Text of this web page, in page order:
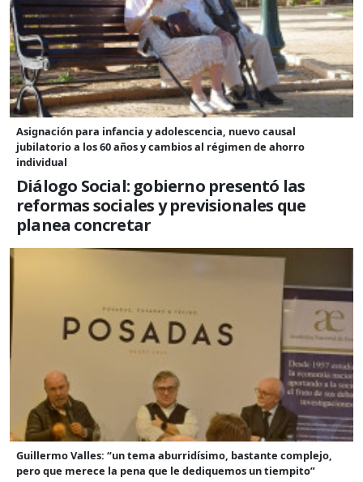
Asignación para infancia y adolescencia, nuevo causal
jubilatorio a los 60 años y cambios al régimen de ahorro
individual
Diálogo Social: gobierno presentó las
reformas sociales y previsionales que
planea concretar
Guillermo Valles: “un tema aburridísimo, bastante complejo,
pero que merece la pena que le dediquemos un tiempito”